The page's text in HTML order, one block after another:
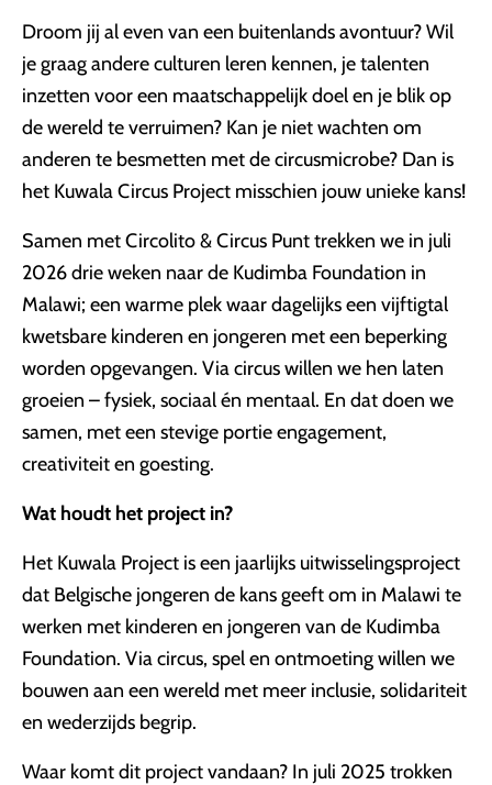
Droom jij al even van een buitenlands avontuur? Wil
je graag andere culturen leren kennen, je talenten
inzetten voor een maatschappelijk doel en je blik op
de wereld te verruimen? Kan je niet wachten om
anderen te besmetten met de circusmicrobe? Dan is
het Kuwala Circus Project misschien jouw unieke kans!
Samen met Circolito & Circus Punt trekken we in juli
2026 drie weken naar de Kudimba Foundation in
Malawi; een warme plek waar dagelijks een vijftigtal
kwetsbare kinderen en jongeren met een beperking
worden opgevangen. Via circus willen we hen laten
groeien – fysiek, sociaal én mentaal. En dat doen we
samen, met een stevige portie engagement,
creativiteit en goesting.
Wat houdt het project in?
Het Kuwala Project is een jaarlijks uitwisselingsproject
dat Belgische jongeren de kans geeft om in Malawi te
werken met kinderen en jongeren van de Kudimba
Foundation. Via circus, spel en ontmoeting willen we
bouwen aan een wereld met meer inclusie, solidariteit
en wederzijds begrip.
Waar komt dit project vandaan? In juli 2025 trokken